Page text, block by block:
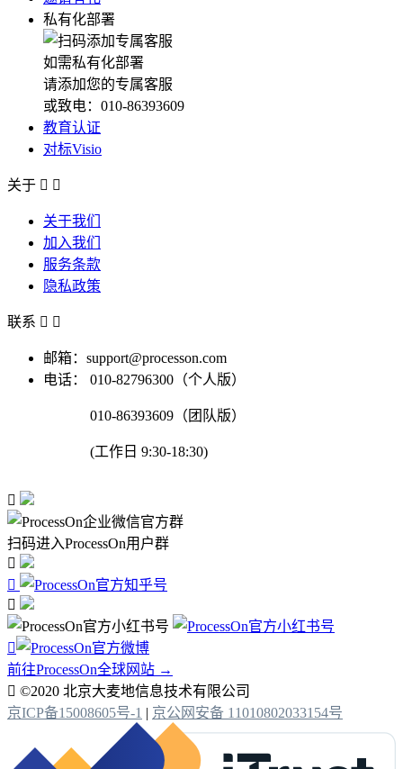
私有化部署
如需私有化部署
请添加您的专属客服
或致电：010-86393609
教育认证
对标Visio
关于  
关于我们
加入我们
服务条款
隐私政策
联系  
邮箱：support@processon.com
电话：
010-82796300（个人版）
010-86393609（团队版）
(工作日 9:30-18:30)

扫码进入ProcessOn用户群




前往ProcessOn全球网站 →
 ©2020 北京大麦地信息技术有限公司
京ICP备15008605号-1 | 京公网安备 11010802033154号